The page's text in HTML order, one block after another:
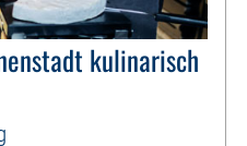
kulinarisch